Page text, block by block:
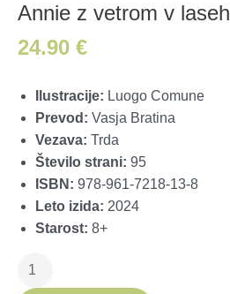
Annie z vetrom v laseh
24.90 €
Ilustracije: Luogo Comune
Prevod: Vasja Bratina
Vezava: Trda
Število strani: 95
ISBN: 978-961-7218-13-8
Leto izida: 2024
Starost: 8+
Annie